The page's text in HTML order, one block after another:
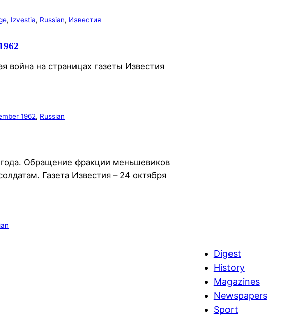
, Izvestia, Russian, Известия
война на страницах газеты Известия
1962, Russian
года. Обращение фракции меньшевиков
Газета Известия – 24 октября
Digest
History
Magazines
Newspapers
Sport